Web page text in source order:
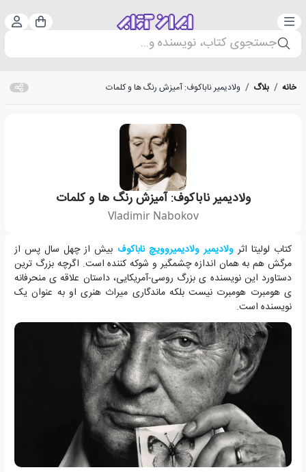
دسته‌بندی سبد
جستجوی کتاب، نویسنده و...
خانه / بلاگ / ولادیمیر ناباکوف: آمیزش رنگ ها و کلمات
ولادیمیر ناباکوف: آمیزش رنگ ها و کلمات
Vladimir Nabokov
درگیری واقعی میان شخصیت های یک رمان نیست، بلکه بین نویسنده و
کتاب لولیتا اثرولادی‍م‍ی‍ر ولادی‍م‍ی‍رووی‍چ‌ ن‍اب‍اک‍وف‌ بیش از چهل سال پس از
مرگش هم به همان اندازه چشمگیر و شوکه کننده است. اگرچه بزرگ ترین
دستاورد این نویسنده ی بزرگ روسی-آمریکایی، داستان علاقه ی منحرفانه
ی هومبرت هومبرت نیست بلکه ماندگاری میراث هنری او به عنوان یک
نویسنده است.